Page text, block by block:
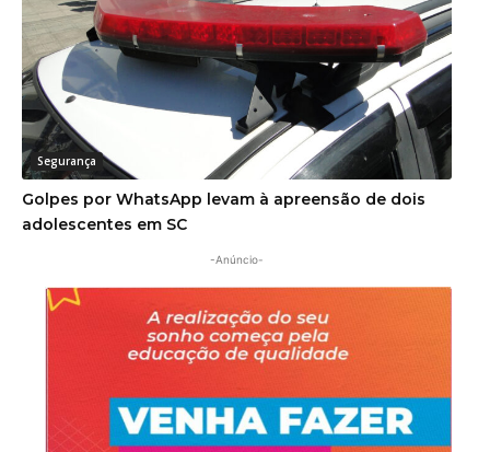
Segurança
Golpes por WhatsApp levam à apreensão de dois
adolescentes em SC
-Anúncio-